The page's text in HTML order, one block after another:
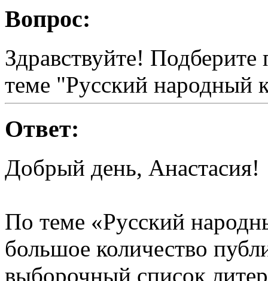
Вопрос:
Здравствуйте!
теме "Русский народный
Ответ:
Добрый день, Анастасия!
По теме «Русский
большое количество
выборочный список